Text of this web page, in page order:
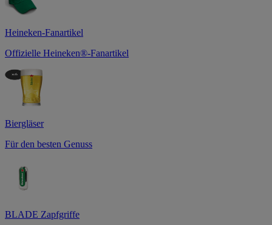
Heineken-Fanartikel
Offizielle Heineken®-Fanartikel
Biergläser
Für den besten Genuss
BLADE Zapfgriffe